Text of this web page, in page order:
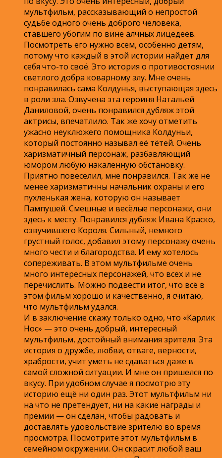
мультфильм, рассказывающий о непростой
судьбе одного очень доброго человека,
ставшего убогим по вине алчных лицедеев.
Посмотреть его нужно всем, особенно детям,
потому что каждый в этой истории найдет для
себя что-то своё. Это история о противостоянии
светлого добра коварному злу. Мне очень
понравилась сама Колдунья, выступающая здесь
в роли зла. Озвучена эта героиня Натальей
Даниловой, очень понравился дубляж этой
актрисы, впечатлило. Так же хочу отметить
ужасно неуклюжего помощника Колдуньи,
который постоянно называл её тётей. Очень
харизматичный персонаж, разбавляющий
юмором любую накаленную обстановку.
Приятно повеселил, мне понравился. Так же не
менее харизматичны начальник охраны и его
пухленькая жена, которую он называет
Пампушей. Смешные и весёлые персонажи, они
здесь к месту. Понравился дубляж Ивана Краско,
озвучившего Короля. Сильный, немного
грустный голос, добавил этому персонажу очень
много чести и благородства. И ему хотелось
сопереживать. В этом мультфильме очень
много интересных персонажей, что всех и не
перечислить. Можно подвести итог, что всё в
этом фильм хорошо и качественно, я считаю,
что мультфильм удался.
И в заключение скажу только одно, что «Карлик
Нос» — это очень добрый, интересный
мультфильм, достойный внимания зрителя. Эта
история о дружбе, любви, отваге, верности,
храбрости, учит уметь не сдаваться даже в
самой сложной ситуации. И мне он пришелся по
вкусу. При удобном случае я посмотрю эту
историю ещё ни один раз. Этот мультфильм ни
на что не претендует, ни на какие награды и
премии — он сделан, чтобы радовать и
доставлять удовольствие зрителю во время
просмотра. Посмотрите этот мультфильм в
семейном окружении. Он скрасит любой ваш